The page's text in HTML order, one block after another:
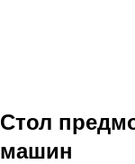
Стол
машин